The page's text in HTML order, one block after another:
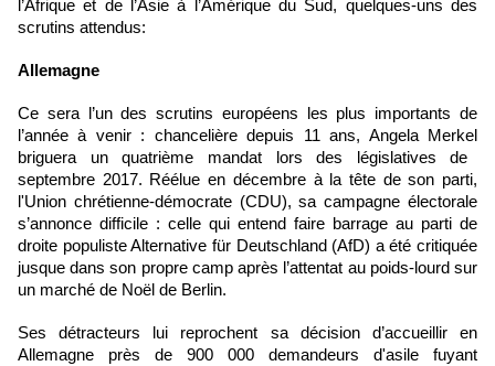
l’Afrique et de l’Asie à l’Amérique du Sud, quelques-uns des
scrutins attendus:
Allemagne
Ce sera l’un des scrutins européens les plus importants de
l’année à venir : chancelière depuis 11 ans, Angela Merkel
briguera un quatrième mandat lors des législatives de
septembre 2017. Réélue en décembre à la tête de son parti,
l'Union chrétienne-démocrate (CDU), sa campagne électorale
s’annonce difficile : celle qui entend faire barrage au parti de
droite populiste Alternative für Deutschland (AfD) a été critiquée
jusque dans son propre camp après l’attentat au poids-lourd sur
un marché de Noël de Berlin.
Ses détracteurs lui reprochent sa décision d’accueillir en
Allemagne près de 900 000 demandeurs d'asile fuyant